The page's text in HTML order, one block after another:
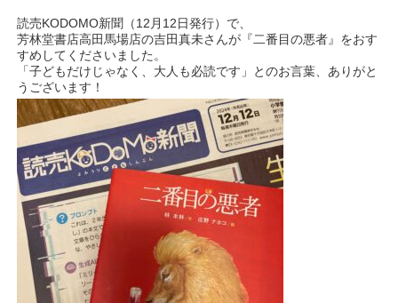
読売KODOMO新聞（12月12日発行）で、
芳林堂書店高田馬場店の吉田真未さんが『二番目の悪者』をおす
すめしてくださいました。
「子どもだけじゃなく、大人も必読です」とのお言葉、ありがと
うございます！